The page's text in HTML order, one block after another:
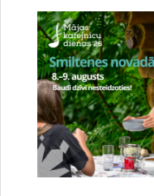
Vai šī